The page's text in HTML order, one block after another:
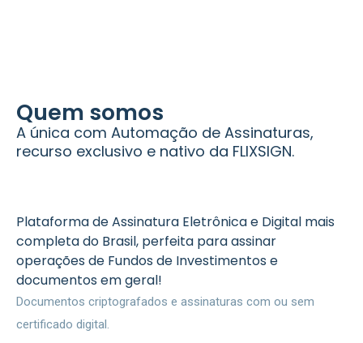
Quem somos
A única com Automação de Assinaturas,
recurso exclusivo e nativo da FLIXSIGN.
Plataforma de Assinatura Eletrônica e Digital mais
completa do Brasil, perfeita para assinar
operações de Fundos de Investimentos e
documentos em geral!
Documentos criptografados e assinaturas com ou sem
certificado digital. ​